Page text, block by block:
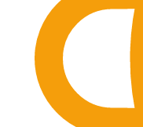
Cómo funciona
Blog
Idioma
🇪🇸 ES
🇬🇧 EN 🇫🇷 FR
Acceder